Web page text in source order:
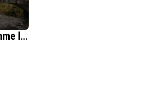
L'esprit est comme le parachute, il fonctionne seulement quand il est ouvert.